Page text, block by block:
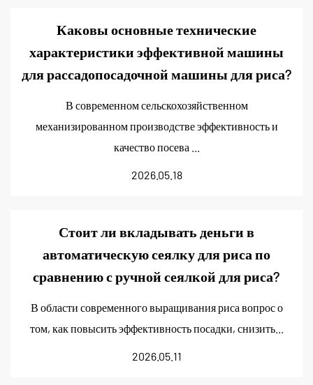
Каковы основные технические
характеристики эффективной машины
для рассадопосадочной машины для риса?
В современном сельскохозяйственном
механизированном производстве эффективность и
качество посева ...
2026.05.18
Стоит ли вкладывать деньги в
автоматическую сеялку для риса по
сравнению с ручной сеялкой для риса?
В области современного выращивания риса вопрос о
том, как повысить эффективность посадки, снизить...
2026.05.11